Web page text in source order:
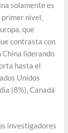
solamente es
primer nivel,
que
contrasta con
China liderando
hasta el
Unidos
(8%), Canadá
investigadores